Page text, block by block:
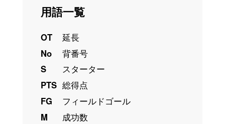
用語一覧
OT
延長
No
背番号
S
スターター
PTS 総得点
FG
フィールドゴール
M
成功数